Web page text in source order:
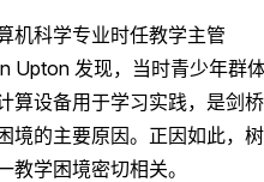
机科学专业时任教学主管
Upton 发现，当时青少年群
算设备用于学习实践，是剑
境的主要原因。正因如此，
学困境密切相关。